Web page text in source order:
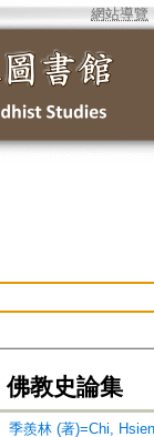
網站導覽
佛教史論集
季羨林 (著)=Chi,